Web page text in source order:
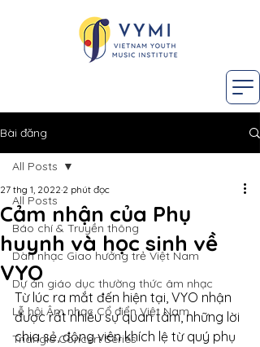
Bài đăng
All Posts
Báo chí & Truyền thông
Dàn nhạc Giao hưởng trẻ Việt Nam
Dự án giáo dục thường thức âm nhạc
Lễ hội Âm nhạc Cổ điển Việt Nam
Triangle Concert Series
All Posts
Cảm nhận của Phụ
huynh và học sinh về
VYO
27 thg 1, 2022 2 phút đọc
Từ lúc ra mắt đến hiện tại, VYO nhận
được rất nhiều sự quan tâm, những lời
chia sẻ, động viên khích lệ từ quý phụ